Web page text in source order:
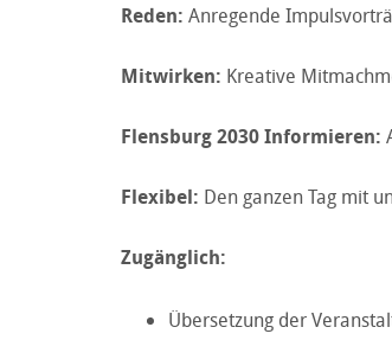
Reden: Anregende
Mitwirken: Kreative
Flensburg 2030 Informieren:
Flexibel: Den ganzen Tag mit
Zugänglich:
Übersetzung der